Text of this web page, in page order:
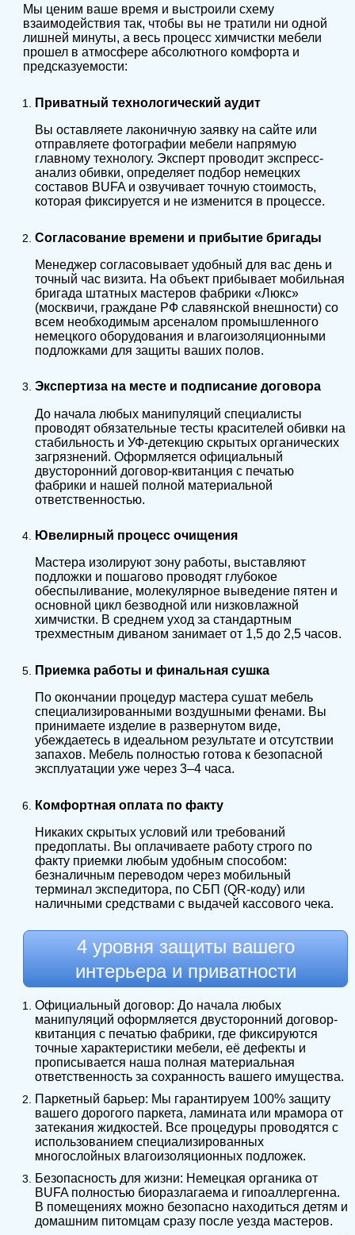
Мы ценим ваше время и выстроили схему
взаимодействия так, чтобы вы не тратили ни одной
лишней минуты, а весь процесс химчистки мебели
прошел в атмосфере абсолютного комфорта и
предсказуемости:
Приватный технологический аудит
Вы оставляете лаконичную заявку на сайте или
отправляете фотографии мебели напрямую
главному технологу. Эксперт проводит экспресс-
анализ обивки, определяет подбор немецких
составов BUFA и озвучивает точную стоимость,
которая фиксируется и не изменится в процессе.
Согласование времени и прибытие бригады
Менеджер согласовывает удобный для вас день и
точный час визита. На объект прибывает мобильная
бригада штатных мастеров фабрики «Люкс»
(москвичи, граждане РФ славянской внешности) со
всем необходимым арсеналом промышленного
немецкого оборудования и влагоизоляционными
подложками для защиты ваших полов.
Экспертиза на месте и подписание договора
До начала любых манипуляций специалисты
проводят обязательные тесты красителей обивки на
стабильность и УФ-детекцию скрытых органических
загрязнений. Оформляется официальный
двусторонний договор-квитанция с печатью
фабрики и нашей полной материальной
ответственностью.
Ювелирный процесс очищения
Мастера изолируют зону работы, выставляют
подложки и пошагово проводят глубокое
обеспыливание, молекулярное выведение пятен и
основной цикл безводной или низковлажной
химчистки. В среднем уход за стандартным
трехместным диваном занимает от 1,5 до 2,5 часов.
Приемка работы и финальная сушка
По окончании процедур мастера сушат мебель
специализированными воздушными фенами. Вы
принимаете изделие в развернутом виде,
убеждаетесь в идеальном результате и отсутствии
запахов. Мебель полностью готова к безопасной
эксплуатации уже через 3–4 часа.
Комфортная оплата по факту
Никаких скрытых условий или требований
предоплаты. Вы оплачиваете работу строго по
факту приемки любым удобным способом:
безналичным переводом через мобильный
терминал экспедитора, по СБП (QR-коду) или
наличными средствами с выдачей кассового чека.
4 уровня защиты вашего
интерьера и приватности
Официальный договор: До начала любых
манипуляций оформляется двусторонний договор-
квитанция с печатью фабрики, где фиксируются
точные характеристики мебели, её дефекты и
прописывается наша полная материальная
ответственность за сохранность вашего имущества.
Паркетный барьер: Мы гарантируем 100% защиту
вашего дорогого паркета, ламината или мрамора от
затекания жидкостей. Все процедуры проводятся с
использованием специализированных
многослойных влагоизоляционных подложек.
Безопасность для жизни: Немецкая органика от
BUFA полностью биоразлагаема и гипоаллергенна.
В помещениях можно безопасно находиться детям и
домашним питомцам сразу после уезда мастеров.